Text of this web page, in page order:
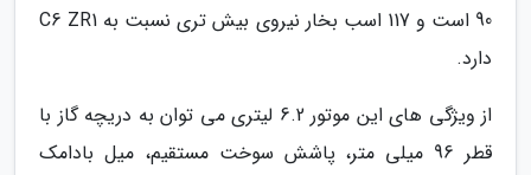
90 است و 117 اسب بخار نیروی بیش تری نسبت به C6 ZR1
دارد.
از ویژگی های این موتور 6.2 لیتری می توان به دریچه گاز با
قطر 96 میلی متر، پاشش سوخت مستقیم، میل بادامک